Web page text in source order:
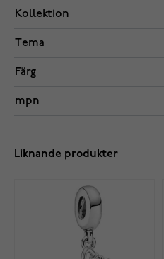
Kollektion
Tema
Färg
mpn
Liknande produkter